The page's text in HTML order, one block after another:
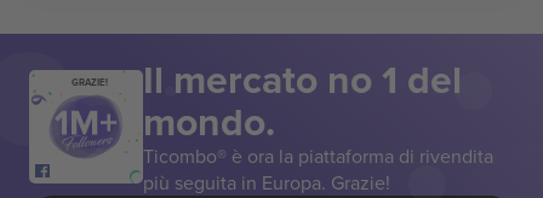
GRAZIE! Il mercato no 1 del
mondo.
Ticombo® è ora la piattaforma di rivendita
più seguita in Europa. Grazie!